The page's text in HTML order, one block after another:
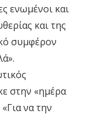
ενωμένοι και
και της
συμφέρον
στην «ημέρα
να την